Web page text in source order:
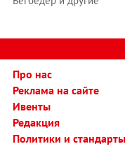
Про нас
Реклама на сайте
Ивенты
Редакция
Политики и стандарты